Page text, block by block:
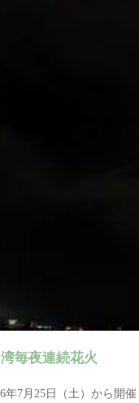
毎夜連続花火
年7月25日（土）から開催